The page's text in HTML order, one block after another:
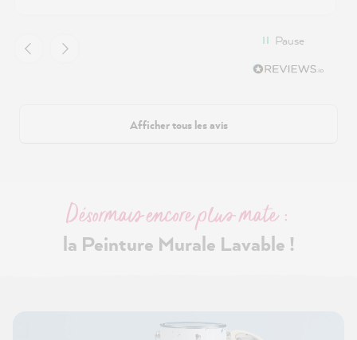
Pause
Afficher tous les avis
Désormais encore plus mate :
la Peinture Murale Lavable !